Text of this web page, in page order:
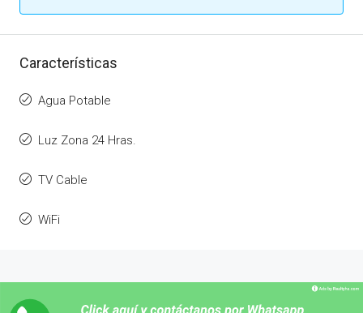
Características
Agua Potable
Luz Zona 24 Hras.
TV Cable
WiFi